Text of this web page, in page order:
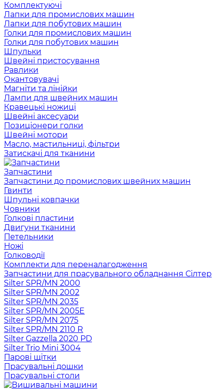
Комплектуючі
Лапки для промислових машин
Лапки для побутових машин
Голки для промислових машин
Голки для побутових машин
Шпульки
Швейні пристосування
Равлики
Окантовувачі
Магніти та лінійки
Лампи для швейних машин
Кравецькі ножиці
Швейні аксесуари
Позиціонери голки
Швейні мотори
Масло, мастильниці, фільтри
Затискачі для тканини
Запчастини
Запчастини до промислових швейних машин
Гвинти
Шпульні ковпачки
Човники
Голкові пластини
Двигуни тканини
Петельники
Ножі
Голководії
Комплекти для переналагодження
Запчастини для прасувального обладнання Сілтер
Silter SPR/MN 2000
Silter SPR/MN 2002
Silter SPR/MN 2035
Silter SPR/MN 2005E
Silter SPR/MN 2075
Silter SPR/MN 2110 R
Silter Gazzella 2020 PD
Silter Trio Mini 3004
Парові щітки
Прасувальні дошки
Прасувальні столи